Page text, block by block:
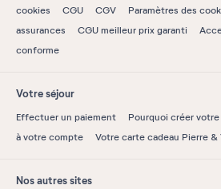
cookies
CGU CGV Paramètres des
assurances
CGU meilleur prix garanti
conforme
Votre séjour
Effectuer un paiement Pourquoi créer
à votre compte
Votre carte cadeau Pierre &
Nos autres sites